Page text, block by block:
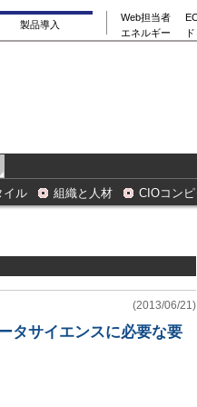
製品導入
Web担当者
エネルギー
イル 組織と人材 CIOコン
(2013/06/21)
タサイエンスに必要な要